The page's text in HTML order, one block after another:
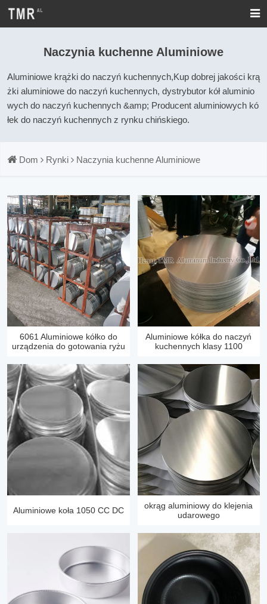
Naczynia kuchenne Aluminiowe
Aluminiowe krążki do naczyń kuchennych,Kup dobrej jakości krą
żki aluminiowe do naczyń kuchennych, dystrybutor kół aluminio
wych do naczyń kuchennych &amp; Producent aluminiowych kó
łek do naczyń kuchennych z rynku chińskiego.
Dom Rynki Naczynia kuchenne Aluminiowe
6061 Aluminiowe kółko do
urządzenia do gotowania ryżu
Aluminiowe kółka do naczyń
kuchennych klasy 1100
Aluminiowe koła 1050 CC DC
okrąg aluminiowy do klejenia
udarowego